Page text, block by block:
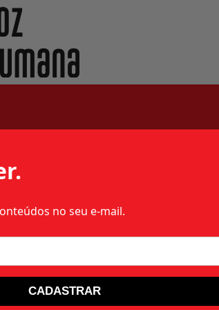
RS – MILITAR
no seu e-mail.
CADASTRAR